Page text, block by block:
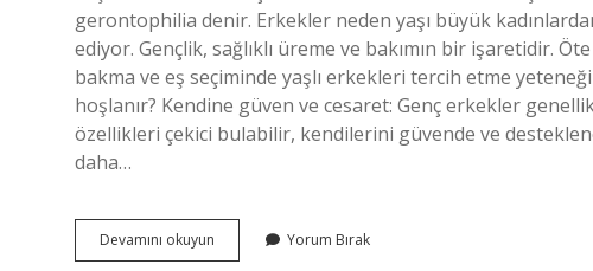
gerontophilia denir. Erkekler neden yaşı büyük
ediyor. Gençlik, sağlıklı üreme ve bakımın bir işaretidir.
bakma ve eş seçiminde yaşlı erkekleri tercih etme
hoşlanır? Kendine güven ve cesaret: Genç erkekler
özellikleri çekici bulabilir, kendilerini güvende ve
daha…
Devamını okuyun
Erkek
Yorum Bırak